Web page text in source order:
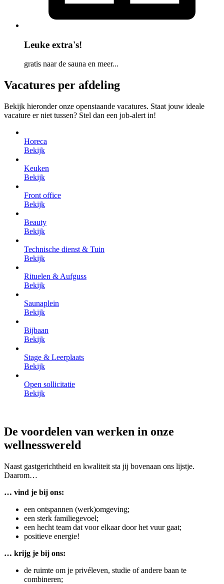
Leuke extra's!
gratis naar de sauna en meer...
Vacatures per afdeling
Bekijk hieronder onze openstaande vacatures. Staat jouw ideale
vacature er niet tussen? Stel dan een job-alert in!
Horeca
Bekijk
Keuken
Bekijk
Front office
Bekijk
Beauty
Bekijk
Technische dienst & Tuin
Bekijk
Rituelen & Aufguss
Bekijk
Saunaplein
Bekijk
Bijbaan
Bekijk
Stage & Leerplaats
Bekijk
Open sollicitatie
Bekijk
De voordelen van werken in onze
wellnesswereld
Naast gastgerichtheid en kwaliteit sta jij bovenaan ons lijstje.
Daarom…
… vind je bij ons:
een ontspannen (werk)omgeving;
een sterk familiegevoel;
een hecht team dat voor elkaar door het vuur gaat;
positieve energie!
… krijg je bij ons:
de ruimte om je privéleven, studie of andere baan te
combineren;